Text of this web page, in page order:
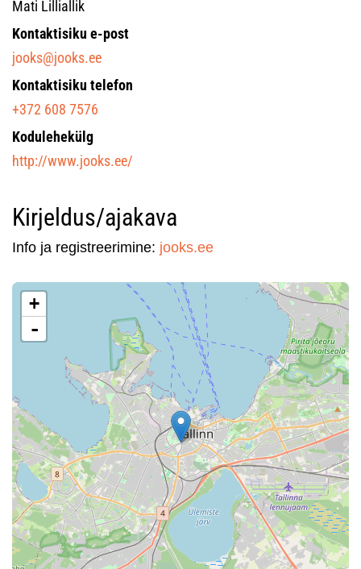
Mati Lilliallik
Kontaktisiku e-post
jooks@jooks.ee
Kontaktisiku telefon
+372 608 7576
Kodulehekülg
http://www.jooks.ee/
Kirjeldus/ajakava
Info ja registreerimine: jooks.ee
+
-